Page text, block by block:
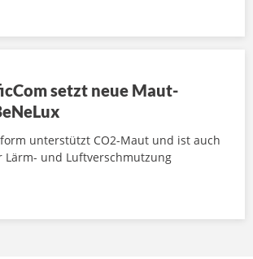
setzt neue Maut-
unterstützt CO2-Maut und ist auch
Lärm- und Luftverschmutzung